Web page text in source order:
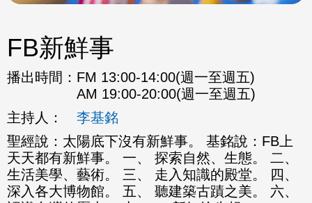
FB新鮮事
播出時間： FM 13:00-14:00(週一至週五)
AM 19:00-20:00(週一至週五)
主持人：
李基銘
聖經說：太陽底下沒有新鮮事。 基銘說：FB上
天天都有新鮮事。 一、 探索自然、生態。 二、
生活美學、藝術。 三、 走入知識的殿堂。 四、
深入各大博物館。 五、 聽建築古蹟之美。 六、